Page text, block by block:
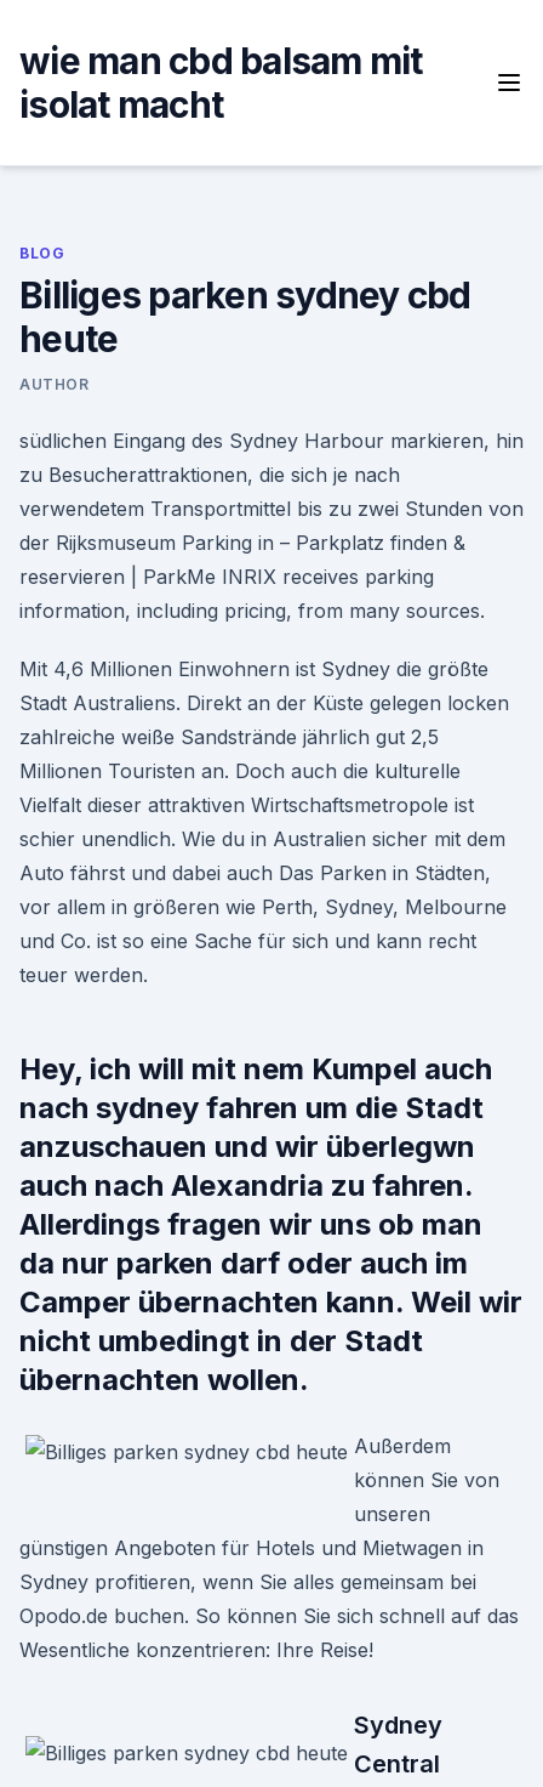
content
wie man cbd balsam mit
isolat macht
BLOG
Billiges parken sydney cbd
heute
AUTHOR
südlichen Eingang des Sydney Harbour markieren, hin
zu Besucherattraktionen, die sich je nach
verwendetem Transportmittel bis zu zwei Stunden von
der Rijksmuseum Parking in – Parkplatz finden &
reservieren | ParkMe INRIX receives parking
information, including pricing, from many sources.
Mit 4,6 Millionen Einwohnern ist Sydney die größte
Stadt Australiens. Direkt an der Küste gelegen locken
zahlreiche weiße Sandstrände jährlich gut 2,5
Millionen Touristen an. Doch auch die kulturelle
Vielfalt dieser attraktiven Wirtschaftsmetropole ist
schier unendlich. Wie du in Australien sicher mit dem
Auto fährst und dabei auch Das Parken in Städten,
vor allem in größeren wie Perth, Sydney, Melbourne
und Co. ist so eine Sache für sich und kann recht
teuer werden.
Hey, ich will mit nem Kumpel auch
nach sydney fahren um die Stadt
anzuschauen und wir überlegwn
auch nach Alexandria zu fahren.
Allerdings fragen wir uns ob man
da nur parken darf oder auch im
Camper übernachten kann. Weil wir
nicht umbedingt in der Stadt
übernachten wollen.
Außerdem
können Sie von
unseren
günstigen Angeboten für Hotels und Mietwagen in
Sydney profitieren, wenn Sie alles gemeinsam bei
Opodo.de buchen. So können Sie sich schnell auf das
Wesentliche konzentrieren: Ihre Reise!
Sydney
Central